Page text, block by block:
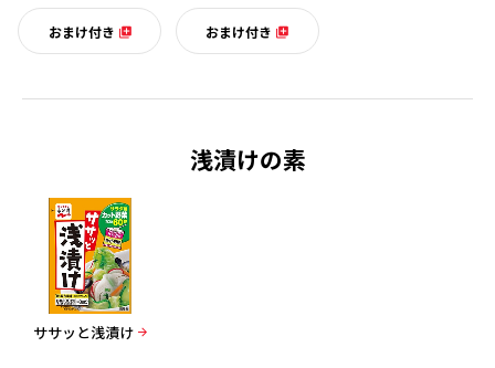
おまけ付き おまけ付き
浅漬けの素
ササッと浅漬け